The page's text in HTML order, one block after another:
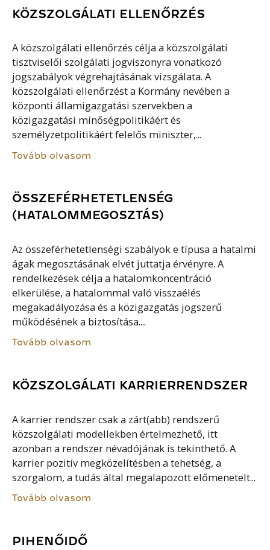
KÖZSZOLGÁLATI ELLENŐRZÉS
A közszolgálati ellenőrzés célja a közszolgálati
tisztviselői szolgálati jogviszonyra vonatkozó
jogszabályok végrehajtásának vizsgálata. A
közszolgálati ellenőrzést a Kormány nevében a
központi államigazgatási szervekben a
közigazgatási minőségpolitikáért és
személyzetpolitikáért felelős miniszter,...
Tovább olvasom
ÖSSZEFÉRHETETLENSÉG
(HATALOMMEGOSZTÁS)
Az összeférhetetlenségi szabályok e típusa a hatalmi
ágak megosztásának elvét juttatja érvényre. A
rendelkezések célja a hatalomkoncentráció
elkerülése, a hatalommal való visszaélés
megakadályozása és a közigazgatás jogszerű
működésének a biztosítása....
Tovább olvasom
KÖZSZOLGÁLATI KARRIERRENDSZER
A karrier rendszer csak a zárt(abb) rendszerű
közszolgálati modellekben értelmezhető, itt
azonban a rendszer névadójának is tekinthető. A
karrier pozitív megközelítésben a tehetség, a
szorgalom, a tudás által megalapozott előmenetelt...
Tovább olvasom
PIHENŐIDŐ